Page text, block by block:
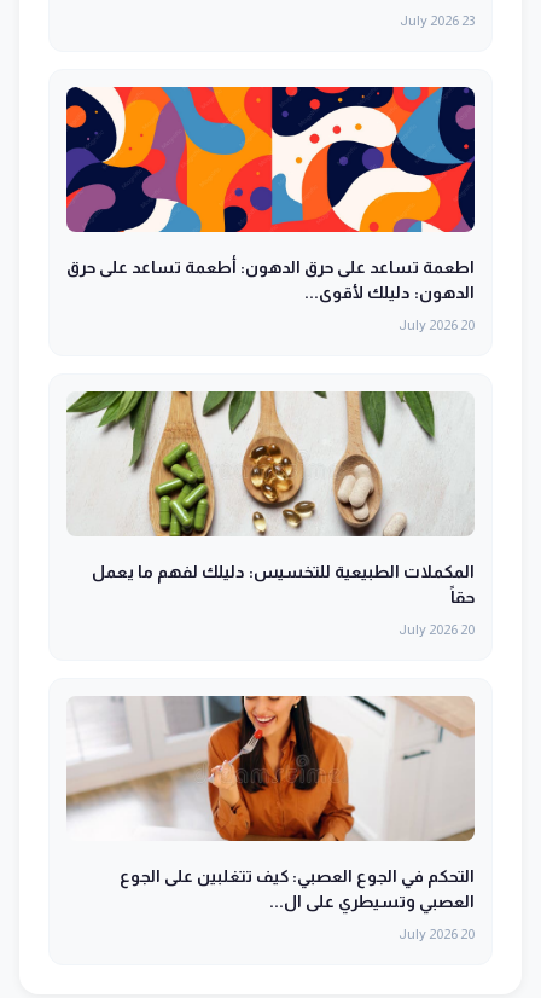
23 July 2026
اطعمة تساعد على حرق الدهون: أطعمة تساعد على حرق
الدهون: دليلك لأقوى...
20 July 2026
المكملات الطبيعية للتخسيس: دليلك لفهم ما يعمل
حقاً
20 July 2026
التحكم في الجوع العصبي: كيف تتغلبين على الجوع
العصبي وتسيطري على ال...
20 July 2026